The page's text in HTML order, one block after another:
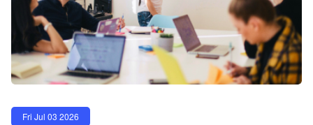
Fri Jul 03 2026